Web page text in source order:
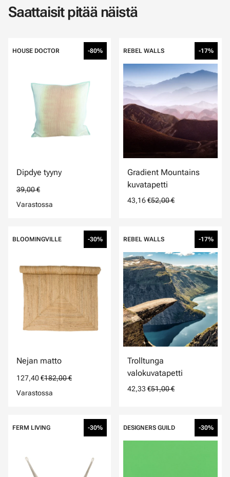
Saattaisit pitää näistä
HOUSE DOCTOR -80%
Dipdye tyyny
39,00 €
Varastossa
REBEL WALLS -17%
Gradient Mountains
kuvatapetti
43,16 €52,00 €
BLOOMINGVILLE -30%
Nejan matto
127,40 €182,00 €
Varastossa
REBEL WALLS -17%
Trolltunga
valokuvatapetti
42,33 €51,00 €
FERM LIVING -30% DESIGNERS GUILD -30%